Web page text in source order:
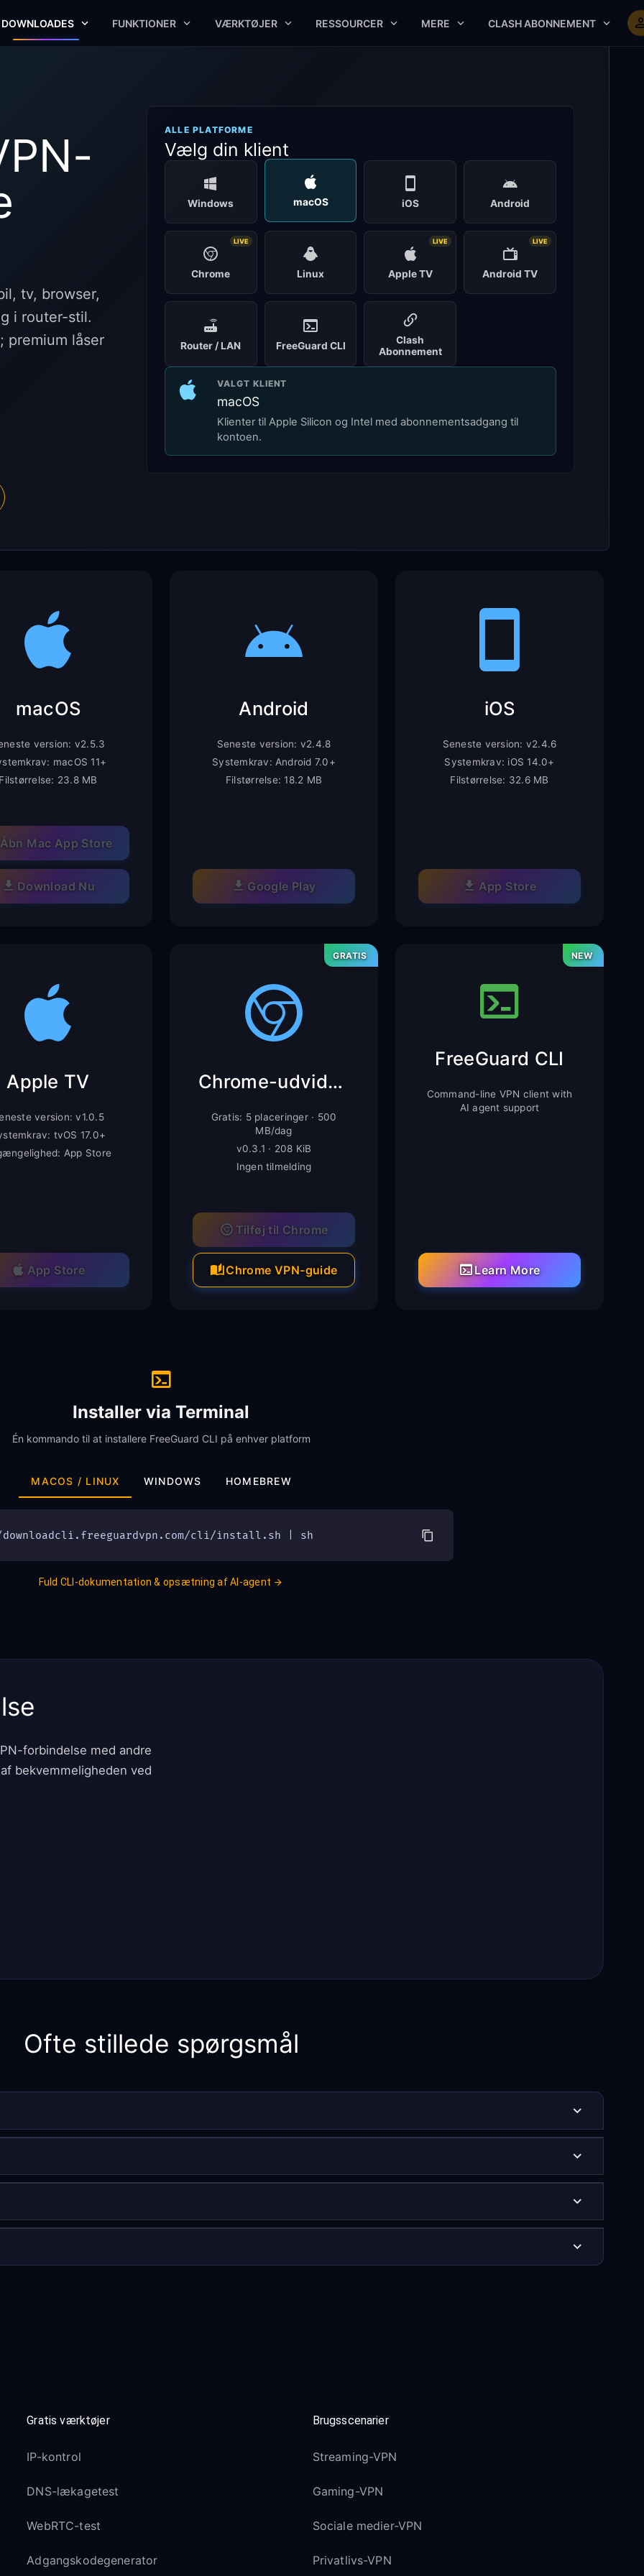
DOWNLOADES FUNKTIONER VÆRKTØJER RESSOURCER MERE CLASH ABONNEMENT
tv, browser,
i router-stil.
premium låser
ALLE PLATFORME
Vælg din klient
Windows macOS iOS Android
Chrome
LIVE
Linux Apple TV
LIVE
Android TV
LIVE
Router / LAN FreeGuard CLI
Clash
Abonnement
VALGT KLIENT
macOS
Klienter til Apple Silicon og Intel med abonnementsadgang til
kontoen.
macOS
version: v2.5.3
macOS 11+
Filstørrelse: 23.8 MB
Åbn Mac App Store
Download Nu
Android
Seneste version: v2.4.8
Systemkrav: Android 7.0+
Filstørrelse: 18.2 MB
Google Play
iOS
Seneste version: v2.4.6
Systemkrav: iOS 14.0+
Filstørrelse: 32.6 MB
App Store
Apple TV
version: v1.0.5
tvOS 17.0+
App Store
App Store
GRATIS
Chrome-udvidelse
Gratis: 5 placeringer · 500
MB/dag
v0.3.1 · 208 KiB
Ingen tilmelding
Tilføj til Chrome
Chrome VPN-guide
NEW
FreeGuard CLI
Command-line VPN client with
AI agent support
Learn More
Installer via Terminal
Én kommando til at installere FreeGuard CLI på enhver platform
MACOS / LINUX WINDOWS HOMEBREW
cli/install.sh | sh
Fuld CLI-dokumentation & opsætning af AI-agent
forbindelse med andre
bekvemmeligheden ved
Ofte stillede spørgsmål
Gratis værktøjer
IP-kontrol
DNS-lækagetest
WebRTC-test
Adgangskodegenerator
Brugsscenarier
Streaming-VPN
Gaming-VPN
Sociale medier-VPN
Privatlivs-VPN